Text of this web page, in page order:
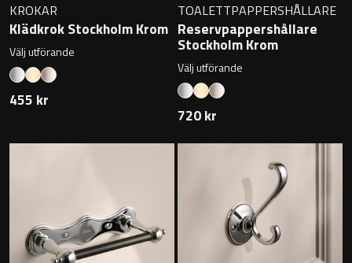
KROKAR
Klädkrok Stockholm Krom
Välj utförande
455 kr
TOALETTPAPPERSHÅLLARE
Reservpappershållare
Stockholm Krom
Välj utförande
720 kr